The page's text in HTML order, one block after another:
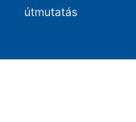
útmutatás